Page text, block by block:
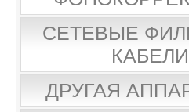
СЕТЕВЫЕ
КАБЕЛИ
ДРУГАЯ